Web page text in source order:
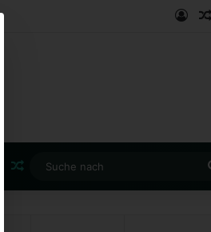
Zufälliger Artikel
Button wird der Dialog geschlossen.